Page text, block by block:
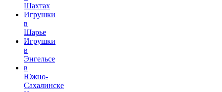
Шахтах
Игрушки
в
Шарье
Игрушки
в
Энгельсе
в
Южно-
Сахалинске